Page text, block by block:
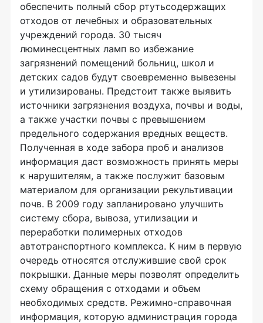
обеспечить полный сбор ртутьсодержащих
отходов от лечебных и образовательных
учреждений города. 30 тысяч
люминесцентных ламп во избежание
загрязнений помещений больниц, школ и
детских садов будут своевременно вывезены
и утилизированы. Предстоит также выявить
источники загрязнения воздуха, почвы и воды,
а также участки почвы с превышением
предельного содержания вредных веществ.
Полученная в ходе забора проб и анализов
информация даст возможность принять меры
к нарушителям, а также послужит базовым
материалом для организации рекультивации
почв. В 2009 году запланировано улучшить
систему сбора, вывоза, утилизации и
переработки полимерных отходов
автотранспортного комплекса. К ним в первую
очередь относятся отслужившие свой срок
покрышки. Данные меры позволят определить
схему обращения с отходами и объем
необходимых средств. Режимно-справочная
информация, которую администрация города